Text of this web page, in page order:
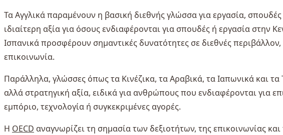
Τα Αγγλικά παραμένουν η βασική διεθνής γλώσσα για εργασία, σπουδές
ιδιαίτερη αξία για όσους ενδιαφέρονται για σπουδές ή εργασία στην
Ισπανικά προσφέρουν σημαντικές δυνατότητες σε διεθνές
επικοινωνία.
Παράλληλα, γλώσσες όπως τα Κινέζικα, τα Αραβικά, τα Ιαπωνικά και τα
αλλά στρατηγική αξία, ειδικά για ανθρώπους που ενδιαφέρονται για
εμπόριο, τεχνολογία ή συγκεκριμένες αγορές.
Η OECD αναγνωρίζει τη σημασία των δεξιοτήτων, της επικοινωνίας